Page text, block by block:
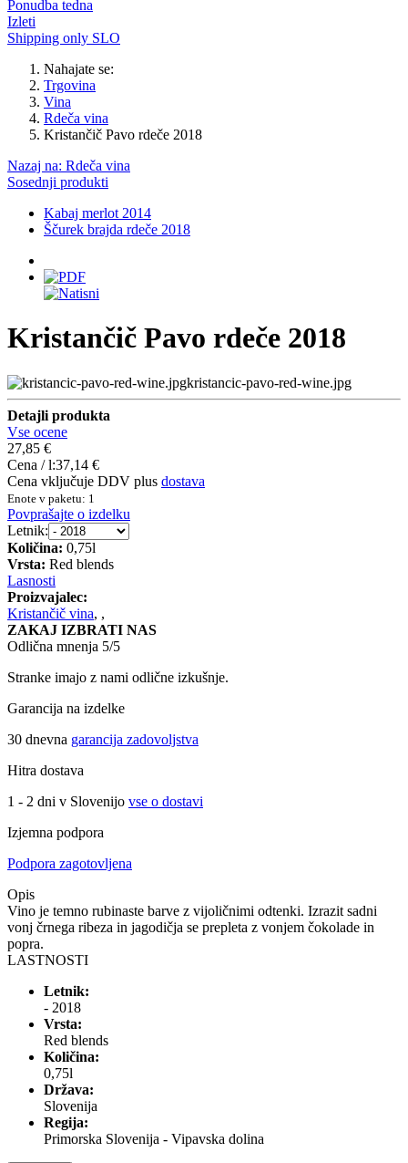
Ponudba tedna
Izleti
Shipping only SLO
Nahajate se:
Trgovina
Vina
Rdeča vina
Kristančič Pavo rdeče 2018
Nazaj na: Rdeča vina
Sosednji produkti
Kabaj merlot 2014
Ščurek brajda rdeče 2018
Kristančič Pavo rdeče 2018
kristancic-pavo-red-wine.jpg
Detajli produkta
Vse ocene
27,85 €
Cena / l:37,14 €
Cena vključuje DDV plus dostava
Enote v paketu: 1
Povprašajte o izdelku
Letnik:
Količina: 0,75l
Vrsta: Red blends
Lasnosti
Proizvajalec:
Kristančič vina, ,
ZAKAJ IZBRATI NAS
Odlična mnenja 5/5
Stranke imajo z nami odlične izkušnje.
Garancija na izdelke
30 dnevna garancija zadovoljstva
Hitra dostava
1 - 2 dni v Slovenijo vse o dostavi
Izjemna podpora
Podpora zagotovljena
Opis
Vino je temno rubinaste barve z vijoličnimi odtenki. Izrazit sadni
vonj črnega ribeza in jagodičja se prepleta z vonjem čokolade in
popra.
LASTNOSTI
Letnik:
- 2018
Vrsta:
Red blends
Količina:
0,75l
Država:
Slovenija
Regija:
Primorska Slovenija - Vipavska dolina